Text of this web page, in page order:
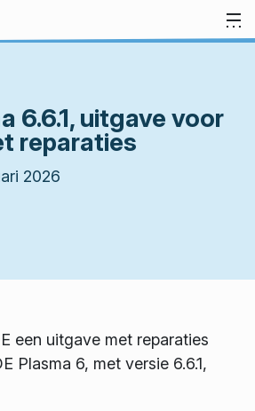
6.6.1, uitgave voor
reparaties
2026
een uitgave met reparaties
Plasma 6, met versie 6.6.1,